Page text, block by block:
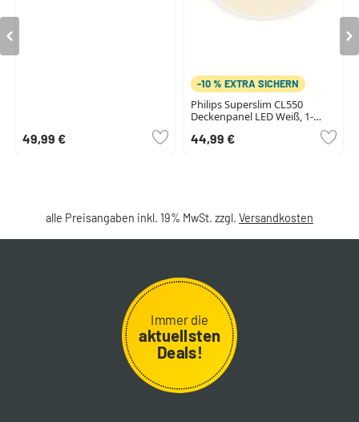
49,99 €
-10 % EXTRA SICHERN
Philips Superslim CL550
Deckenpanel LED Weiß, 1-
44,99 €
alle Preisangaben inkl. 19% MwSt. zzgl. Versandkosten
Immer die
aktuellsten
Deals!